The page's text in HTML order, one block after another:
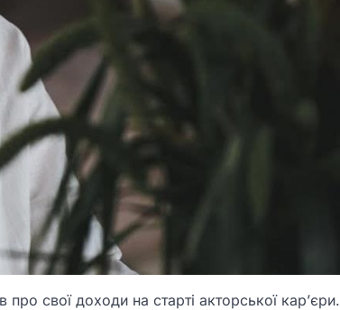
свої доходи на старті акторської кар’єри.